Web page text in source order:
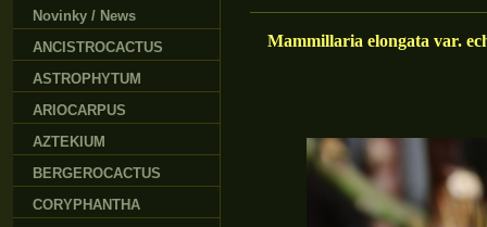
Mammillaria elongata var.
Novinky / News
ANCISTROCACTUS
ASTROPHYTUM
ARIOCARPUS
AZTEKIUM
BERGEROCACTUS
CORYPHANTHA